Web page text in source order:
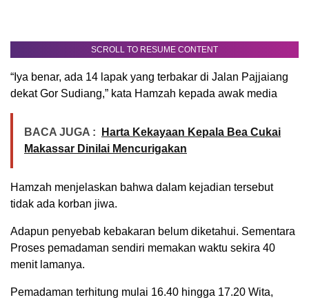
SCROLL TO RESUME CONTENT
“Iya benar, ada 14 lapak yang terbakar di Jalan Pajjaiang
dekat Gor Sudiang,” kata Hamzah kepada awak media
BACA JUGA :
Harta Kekayaan Kepala Bea Cukai
Makassar Dinilai Mencurigakan
Hamzah menjelaskan bahwa dalam kejadian tersebut
tidak ada korban jiwa.
Adapun penyebab kebakaran belum diketahui. Sementara
Proses pemadaman sendiri memakan waktu sekira 40
menit lamanya.
Pemadaman terhitung mulai 16.40 hingga 17.20 Wita,